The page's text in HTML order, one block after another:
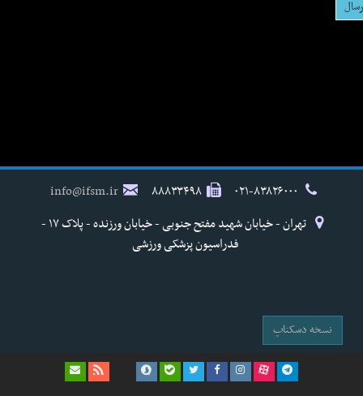
۸۸۸۳۳۴۹۸
info@ifsm.ir
تهران - خیابان شهید مفتح جنوبی - خیابان ورزنده - پلاک ۱۷ -
فدراسیون پزشکی ورزشی
نسخه دسکتاپ